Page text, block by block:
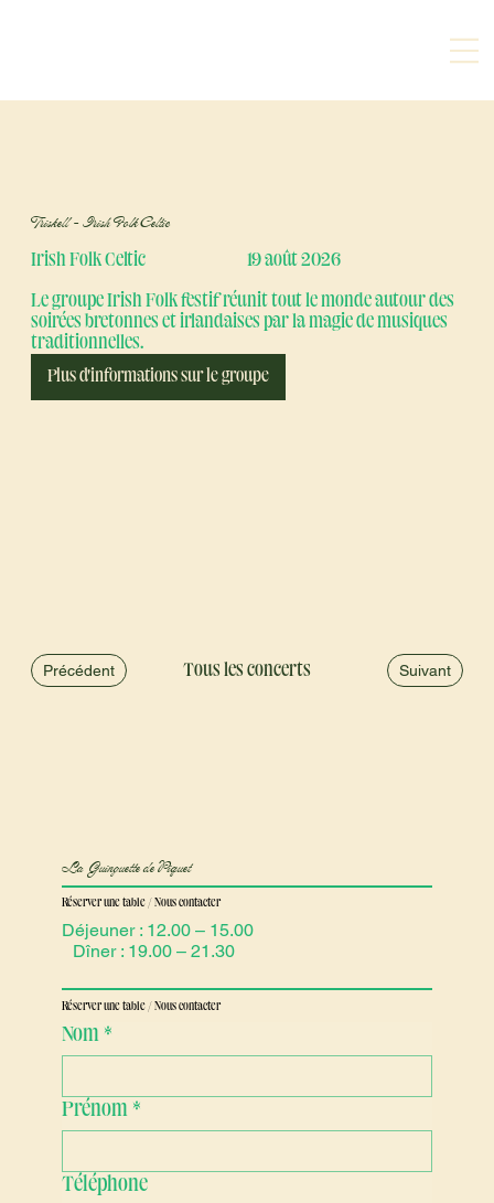
Triskell – Irish Folk Celtic
Irish Folk Celtic 19 août 2026
Le groupe Irish Folk festif réunit tout le monde autour des
soirées bretonnes et irlandaises par la magie de musiques
traditionnelles.
Plus d'informations sur le groupe
Précédent Tous les concerts Suivant
La Guinguette de Piquet
Réserver une table / Nous contacter
Déjeuner : 12.00 – 15.00
Dîner : 19.00 – 21.30
Réserver une table / Nous contacter
Nom *
Prénom *
Téléphone